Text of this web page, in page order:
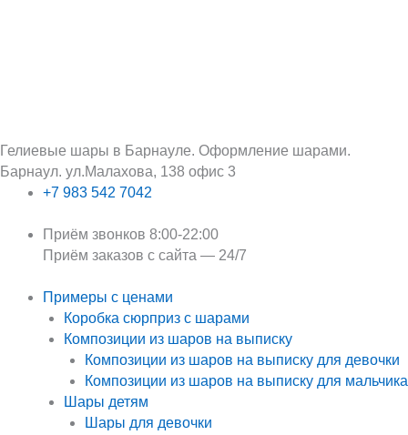
Гелиевые шары в Барнауле. Оформление шарами.
Барнаул. ул.Малахова, 138 офис 3
+7 983 542 7042
Приём звонков 8:00-22:00
Приём заказов с сайта — 24/7
Примеры с ценами
Коробка сюрприз с шарами
Композиции из шаров на выписку
Композиции из шаров на выписку для девочки
Композиции из шаров на выписку для мальчика
Шары детям
Шары для девочки